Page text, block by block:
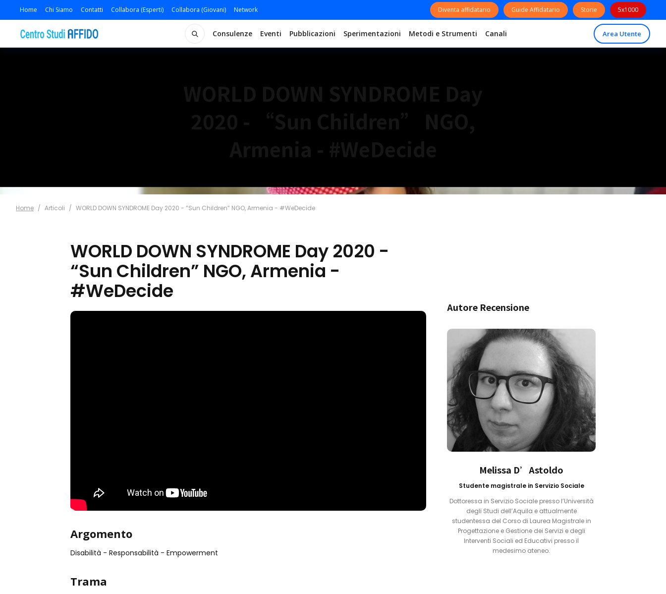
Home Chi Siamo Contatti Collabora (Esperti) Collabora (Giovani) Network Diventa affidatario Guide Affidatario Storie 5x1000
Consulenze Eventi Pubblicazioni Sperimentazioni Metodi e Strumenti Canali Area Utente
Home / Articoli / WORLD DOWN SYNDROME Day 2020 - “Sun Children” NGO, Armenia - #WeDecide
WORLD DOWN SYNDROME Day 2020 -
“Sun Children” NGO, Armenia -
#WeDecide
Argomento
Disabilità - Responsabilità - Empowerment
Trama
Autore Recensione
Melissa D’Astoldo
Studente magistrale in Servizio Sociale
Dottoressa in Servizio Sociale presso l’Università
degli Studi dell’Aquila e attualmente
studentessa del Corso di Laurea Magistrale in
Progettazione e Gestione dei Servizi e degli
Interventi Sociali ed Educativi presso il
medesimo ateneo.‍